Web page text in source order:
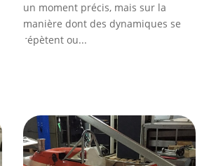
un moment précis, mais sur la
manière dont des dynamiques se
répètent ou...